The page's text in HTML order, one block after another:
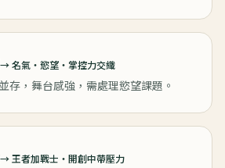
→名氣・慾望・掌控力交織
存，舞台感強，需處理慾望課題。
→王者加戰士・開創中帶壓力